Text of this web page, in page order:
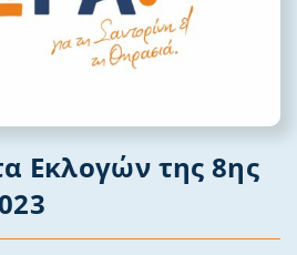
Εκλογών της 8ης